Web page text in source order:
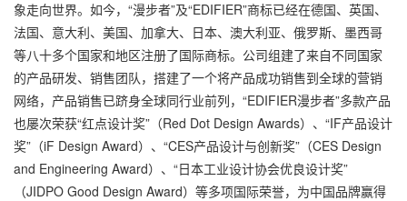
象走向世界。如今，“漫步者”及“EDIFIER”商标已经在德国、英国、
法国、意大利、美国、加拿大、日本、澳大利亚、俄罗斯、墨西哥
等八十多个国家和地区注册了国际商标。公司组建了来自不同国家
的产品研发、销售团队，搭建了一个将产品成功销售到全球的营销
网络，产品销售已跻身全球同行业前列，“EDIFIER漫步者”多款产品
也屡次荣获“红点设计奖”（Red Dot Design Awards）、“IF产品设计
奖”（iF Design Award）、“CES产品设计与创新奖”（CES Design
and Engineering Award）、“日本工业设计协会优良设计奖”
（JIDPO Good Design Award）等多项国际荣誉，为中国品牌赢得